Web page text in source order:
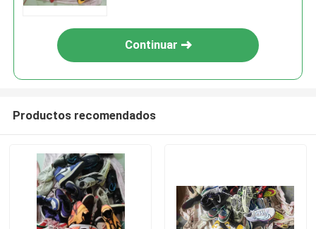
Continuar
Productos recomendados